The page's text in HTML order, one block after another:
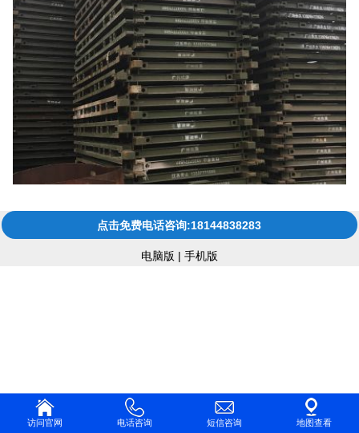
点击免费电话咨询:18144838283
电脑版 | 手机版
访问官网 电话咨询 短信咨询 地图查看